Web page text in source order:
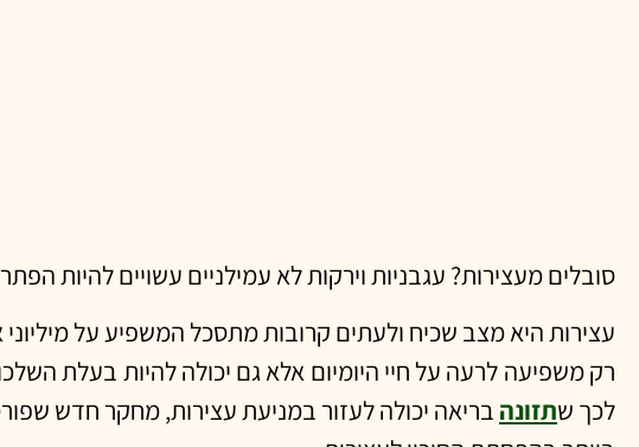
סובלים מעצירות? עגבניות וירקות לא עמילניים עשויים להיות
עצירות היא מצב שכיח ולעתים קרובות מתסכל המשפיע על
רק משפיעה לרעה על חיי היומיום אלא גם יכולה להיות בעלת
לכך שתזונה